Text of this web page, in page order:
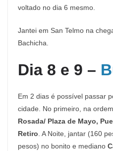
voltado no dia 6 mesmo.
Jantei em San Telmo na
Bachicha.
Dia 8 e 9 –
Em 2 dias é possível passar
cidade. No primeiro, na
Rosada/ Plaza de Mayo,
Retiro. A Noite, jantar (160
pesos) no bonito e mediano